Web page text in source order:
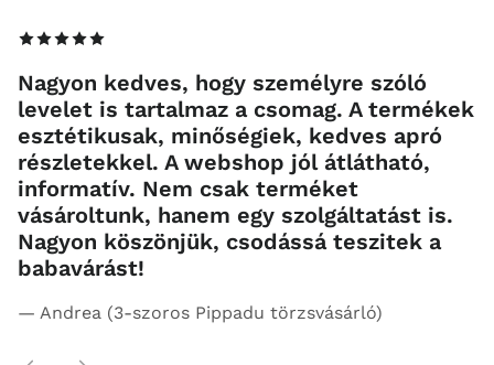
Nagyon kedves, hogy személyre szóló
levelet is tartalmaz a csomag. A termékek
esztétikusak, minőségiek, kedves apró
részletekkel. A webshop jól átlátható,
informatív. Nem csak terméket
vásároltunk, hanem egy szolgáltatást is.
Nagyon köszönjük, csodássá teszitek a
babavárást!
— Andrea (3-szoros Pippadu törzsvásárló)